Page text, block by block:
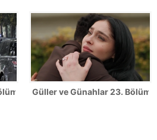
Fotoğrafları
Güller ve Günahlar 23.